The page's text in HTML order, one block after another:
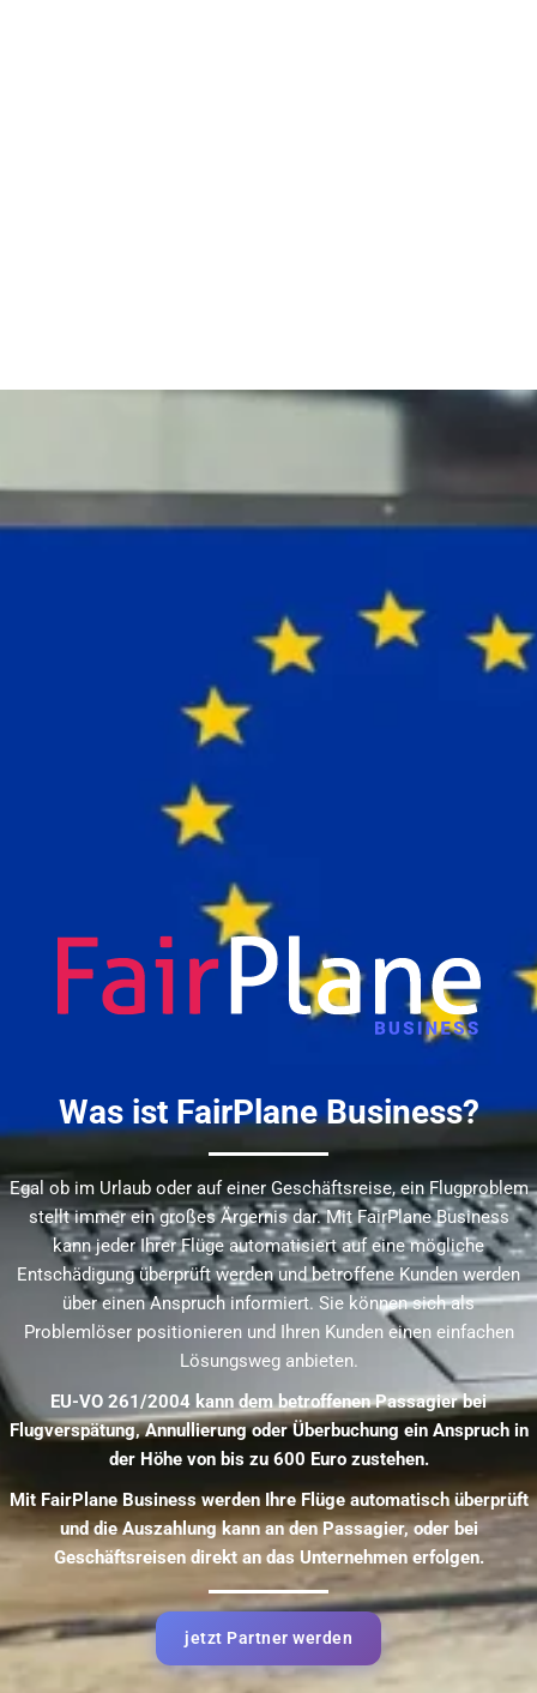
Was ist FairPlane Business?
Egal ob im Urlaub oder auf einer Geschäftsreise, ein Flugproblem
stellt immer ein großes Ärgernis dar. Mit FairPlane Business
kann jeder Ihrer Flüge automatisiert auf eine mögliche
Entschädigung überprüft werden und betroffene Kunden werden
über einen Anspruch informiert. Sie können sich als
Problemlöser positionieren und Ihren Kunden einen einfachen
Lösungsweg anbieten.
EU-VO 261/2004 kann dem betroffenen Passagier bei
Flugverspätung, Annullierung oder Überbuchung ein Anspruch in
der Höhe von bis zu 600 Euro zustehen.
Mit FairPlane Business werden Ihre Flüge automatisch überprüft
und die Auszahlung kann an den Passagier, oder bei
Geschäftsreisen direkt an das Unternehmen erfolgen.
jetzt Partner werden